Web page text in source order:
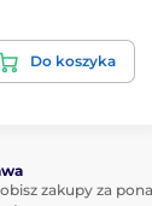
telefon. Idealne
tryb życia.
Do koszyka
zakupy za